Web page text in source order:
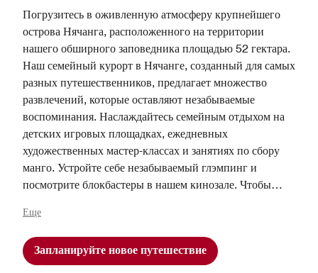
Погрузитесь в оживленную атмосферу крупнейшего
острова Нячанга, расположенного на территории
нашего обширного заповедника площадью 52 гектара.
Наш семейный курорт в Нячанге, созданный для самых
разных путешественников, предлагает множество
развлечений, которые оставляют незабываемые
воспоминания. Наслаждайтесь семейным отдыхом на
детских игровых площадках, ежедневных
художественных мастер-классах и занятиях по сбору
манго. Устройте себе незабываемый глэмпинг и
посмотрите блокбастеры в нашем кинозале. Чтобы
ежедневные оздоровительные занятия в спа-центре
Quan и отдыхайте в тишине у бассейна. Откройте для
себя и другие развлечения в Нячанге, такие как новый
зал для 3D-мини-гольфа, теннисные корты и корты для
Еще
Запланируйте новое путешествие